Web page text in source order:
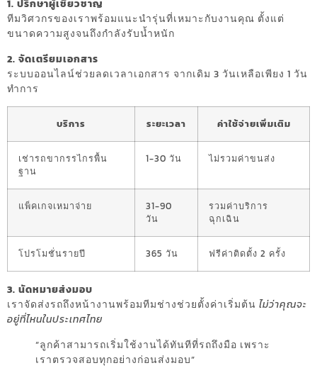
1. ปรึกษาผู้เชี่ยวชาญ
ทีมวิศวกรของเราพร้อมแนะนำรุ่นที่เหมาะกับงานคุณ ตั้งแต่
ขนาดความสูงจนถึงกำลังรับน้ำหนัก
2. จัดเตรียมเอกสาร
ระบบออนไลน์ช่วยลดเวลาเอกสาร จากเดิม 3 วันเหลือเพียง 1 วัน
ทำการ
บริการ ระยะเวลา ค่าใช้จ่ายเพิ่มเติม
เช่ารถขากรรไกรพื้น
ฐาน
1-30 วัน ไม่รวมค่าขนส่ง
แพ็คเกจเหมาจ่าย
31-90
วัน
รวมค่าบริการ
ฉุกเฉิน
โปรโมชั่นรายปี 365 วัน ฟรีค่าติดตั้ง 2 ครั้ง
3. นัดหมายส่งมอบ
เราจัดส่งรถถึงหน้างานพร้อมทีมช่างช่วยตั้งค่าเริ่มต้น ไม่ว่าคุณจะ
อยู่ที่ไหนในประเทศไทย
“ลูกค้าสามารถเริ่มใช้งานได้ทันทีที่รถถึงมือ เพราะ
เราตรวจสอบทุกอย่างก่อนส่งมอบ”